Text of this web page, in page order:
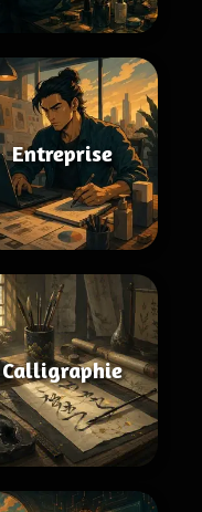
Entreprise
Calligraphie